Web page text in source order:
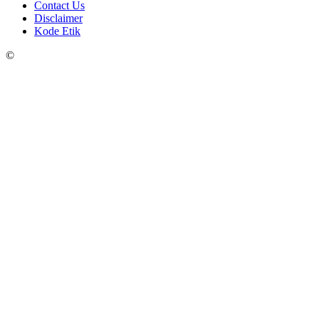
Contact Us
Disclaimer
Kode Etik
©